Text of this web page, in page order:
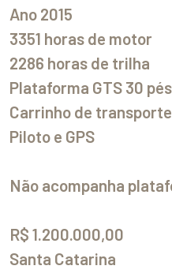
Ano 2015
3351 horas de motor
2286 horas de trilha
Plataforma GTS 30
Carrinho de transporte
Piloto e GPS
Não acompanha
R$ 1.200.000,00
Santa Catarina